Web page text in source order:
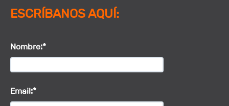
ESCRÍBANOS AQUÍ:
Nombre:*
Email:*